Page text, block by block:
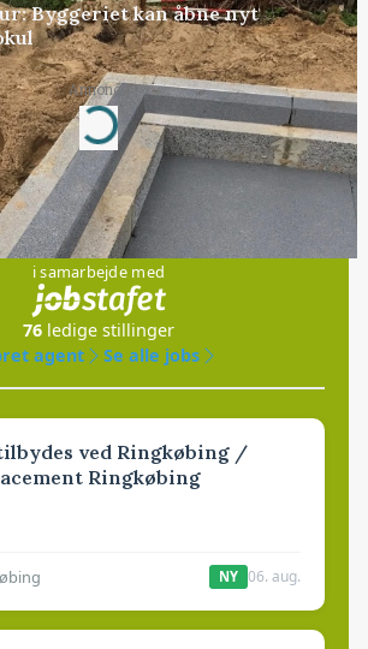
Byggeriet kan åbne nyt
Annonce
Loading...
Jobs
i samarbejde med
76 ledige stillinger
agent
Se alle jobs
ved Ringkøbing /
Ringkøbing
NY 06. aug.